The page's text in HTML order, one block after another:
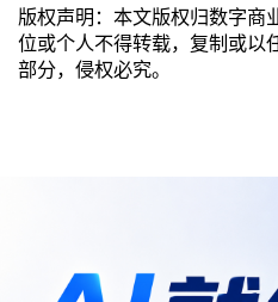
版权声明：本文版权归数字商
位或个人不得转载，复制或以
部分，侵权必究。